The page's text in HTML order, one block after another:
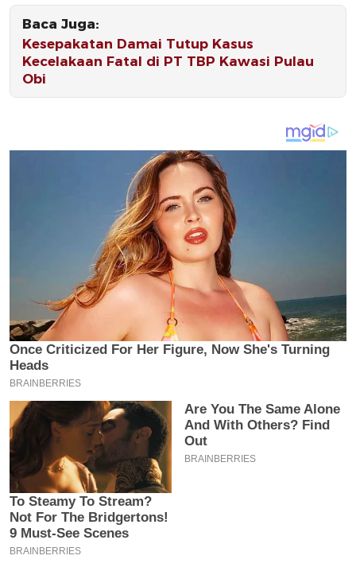
Baca Juga:
Kesepakatan Damai Tutup Kasus
Kecelakaan Fatal di PT TBP Kawasi Pulau
Obi